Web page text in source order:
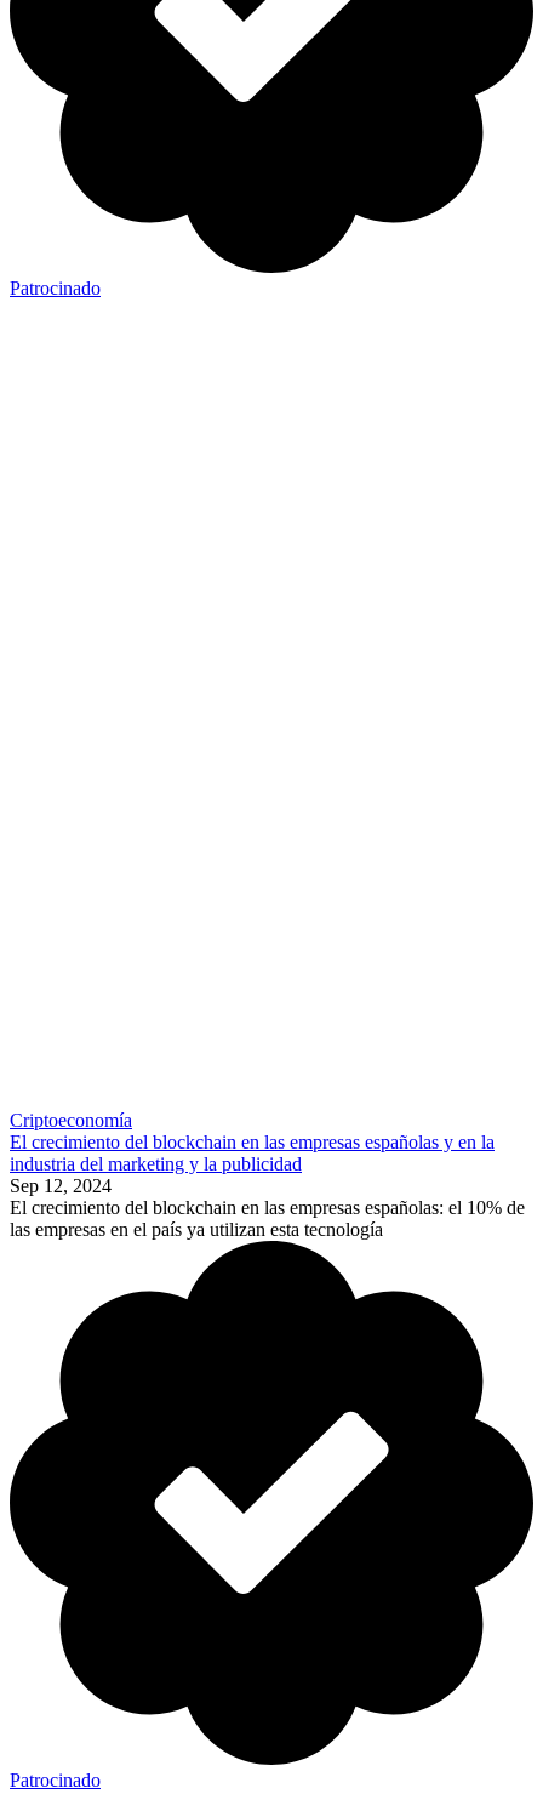
Patrocinado
Criptoeconomía
El crecimiento del blockchain en las empresas españolas y en la
industria del marketing y la publicidad
Sep 12, 2024
El crecimiento del blockchain en las empresas españolas: el 10% de
las empresas en el país ya utilizan esta tecnología
Patrocinado